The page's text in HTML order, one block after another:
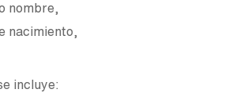
nombre,
nacimiento,
incluye: